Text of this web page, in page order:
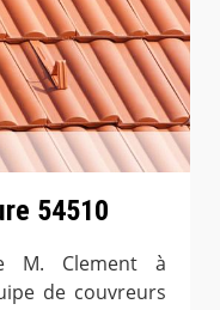
54510
M. Clement à
de couvreurs